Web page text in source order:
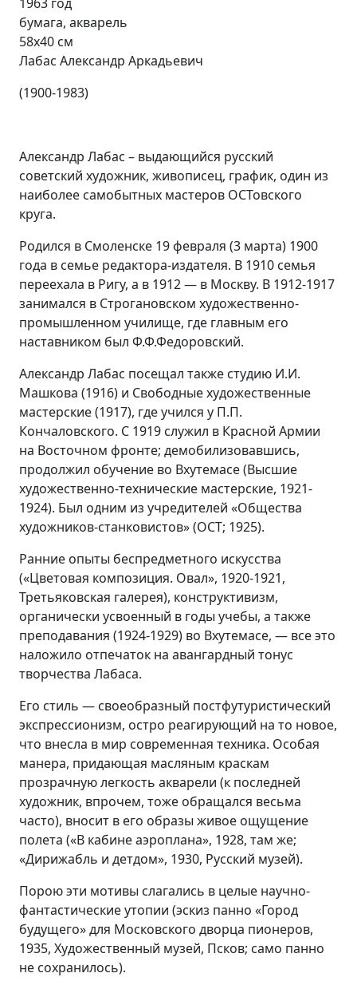
бумага, акварель
58х40 см
Лабас Александр Аркадьевич
(1900-1983)
Александр Лабас – выдающийся русский
советский художник, живописец, график, один из
наиболее самобытных мастеров ОСТовского
круга.
Родился в Смоленске 19 февраля (3 марта) 1900
года в семье редактора-издателя. В 1910 семья
переехала в Ригу, а в 1912 — в Москву. В 1912-1917
занимался в Строгановском художественно-
промышленном училище, где главным его
наставником был Ф.Ф.Федоровский.
Александр Лабас посещал также студию И.И.
Машкова (1916) и Свободные художественные
мастерские (1917), где учился у П.П.
Кончаловского. С 1919 служил в Красной Армии
на Восточном фронте; демобилизовавшись,
продолжил обучение во Вхутемасе (Высшие
художественно-технические мастерские, 1921-
1924). Был одним из учредителей «Общества
художников-станковистов» (ОСТ; 1925).
Ранние опыты беспредметного искусства
(«Цветовая композиция. Овал», 1920-1921,
Третьяковская галерея), конструктивизм,
органически усвоенный в годы учебы, а также
преподавания (1924-1929) во Вхутемасе, — все это
наложило отпечаток на авангардный тонус
творчества Лабаса.
Его стиль — своеобразный постфутуристический
экспрессионизм, остро реагирующий на то новое,
что внесла в мир современная техника. Особая
манера, придающая масляным краскам
прозрачную легкость акварели (к последней
художник, впрочем, тоже обращался весьма
часто), вносит в его образы живое ощущение
полета («В кабине аэроплана», 1928, там же;
«Дирижабль и детдом», 1930, Русский музей).
Порою эти мотивы слагались в целые научно-
фантастические утопии (эскиз панно «Город
будущего» для Московского дворца пионеров,
1935, Художественный музей, Псков; само панно
не сохранилось).